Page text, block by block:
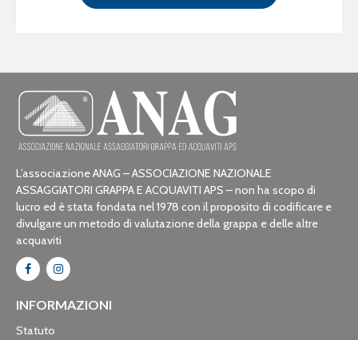
L’associazione ANAG – ASSOCIAZIONE NAZIONALE
ASSAGGIATORI GRAPPA E ACQUAVITI APS – non ha scopo di
lucro ed è stata fondata nel 1978 con il proposito di codificare e
divulgare un metodo di valutazione della grappa e delle altre
acquaviti
INFORMAZIONI
Statuto